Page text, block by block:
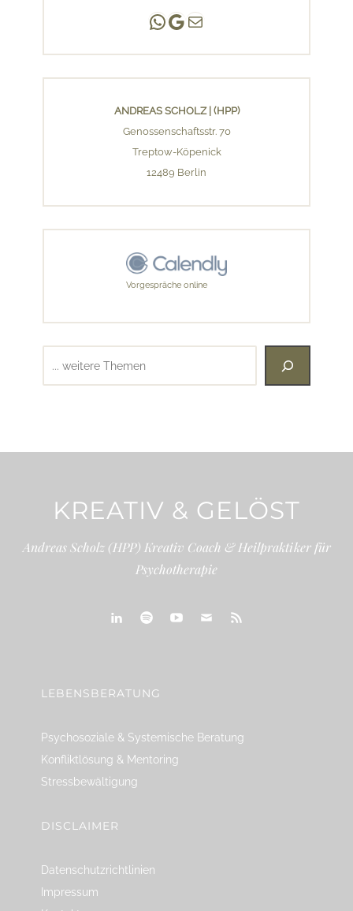
Andreas Scholz | (HPP)
Praxis Adlershof
E-Mail an mich ...
ANDREAS SCHOLZ | (HPP)
Genossenschaftsstr. 70
Treptow-Köpenick
12489 Berlin
Vorgespräche online
KREATIV & GELÖST
Andreas Scholz (HPP) Kreativ Coach & Heilpraktiker für
Psychotherapie
LEBENSBERATUNG
Psychosoziale & Systemische Beratung
Konfliktlösung & Mentoring
Stressbewältigung
DISCLAIMER
Datenschutzrichtlinien
Impressum